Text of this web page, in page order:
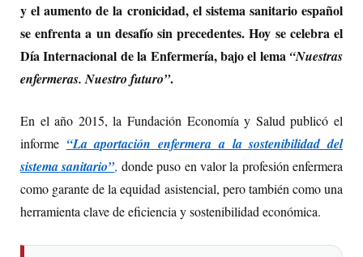
y el aumento de la cronicidad, el sistema sanitario español
se enfrenta a un desafío sin precedentes. Hoy se celebra el
Día Internacional de la Enfermería, bajo el lema “Nuestras
enfermeras. Nuestro futuro”.
En el año 2015, la Fundación Economía y Salud publicó el
informe “La aportación enfermera a la sostenibilidad del
sistema sanitario”, donde puso en valor la profesión enfermera
como garante de la equidad asistencial, pero también como una
herramienta clave de eficiencia y sostenibilidad económica.